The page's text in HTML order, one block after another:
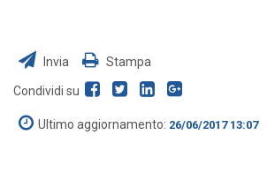
Invia Stampa
Condividi su
Ultimo aggiornamento: 26/06/2017 13:07